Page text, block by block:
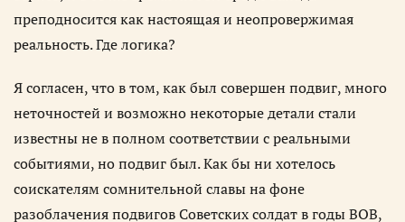
преподносится как настоящая и неопровержимая
реальность. Где логика?
Я согласен, что в том, как был совершен подвиг, много
неточностей и возможно некоторые детали стали
известны не в полном соответствии с реальными
событиями, но подвиг был. Как бы ни хотелось
соискателям сомнительной славы на фоне
разоблачения подвигов Советских солдат в годы ВОВ,